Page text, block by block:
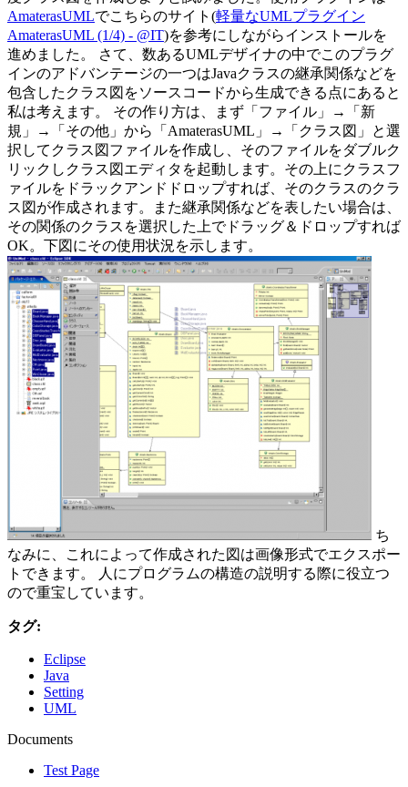
AmaterasUMLでこちらのサイト(軽量なUMLプラグイン
AmaterasUML (1/4) - @IT)を参考にしながらインストールを
進めました。 さて、数あるUMLデザイナの中でこのプラグ
インのアドバンテージの一つはJavaクラスの継承関係などを
包含したクラス図をソースコードから生成できる点にあると
私は考えます。 その作り方は、まず「ファイル」→「新
規」→「その他」から「AmaterasUML」→「クラス図」と選
択してクラス図ファイルを作成し、そのファイルをダブルク
リックしクラス図エディタを起動します。その上にクラスフ
ァイルをドラックアンドドロップすれば、そのクラスのクラ
ス図が作成されます。また継承関係などを表したい場合は、
その関係のクラスを選択した上でドラッグ＆ドロップすれば
OK。下図にその使用状況を示します。
ち
なみに、これによって作成された図は画像形式でエクスポー
トできます。 人にプログラムの構造の説明する際に役立つ
ので重宝しています。
タグ:
Eclipse
Java
Setting
UML
Documents
Test Page